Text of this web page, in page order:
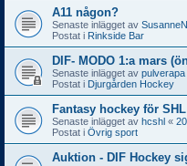
A11 någon?
Senaste inlägget av
Postat i Rinkside Bar
DIF- MODO 1:a mars
Senaste inlägget av pulverapa
Postat i Djurgården Hockey
Fantasy hockey för SHL
Senaste inlägget av hcshl «
Postat i Övrig sport
Auktion - DIF Hockey